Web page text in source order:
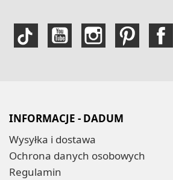
INFORMACJE - DADUM
Wysyłka i dostawa
Ochrona danych osobowych
Regulamin